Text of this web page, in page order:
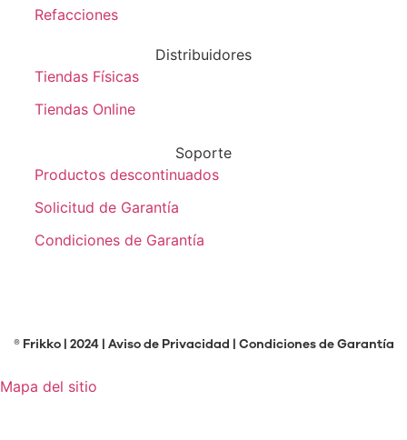
Refacciones
Distribuidores
Tiendas Físicas
Tiendas Online
Soporte
Productos descontinuados
Solicitud de Garantía
Condiciones de Garantía
® Frikko | 2024 | Aviso de Privacidad | Condiciones de Garantía
Mapa del sitio